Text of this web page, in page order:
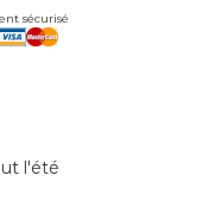
sécurisé
l'été